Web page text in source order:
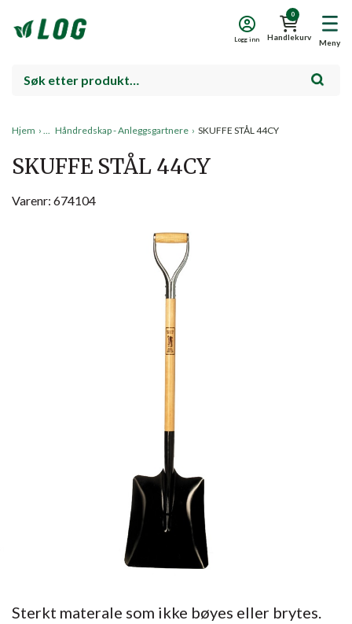
Meny
0
Handlekurv
Logg inn
Hjem › Håndredskap - Anleggsgartnere › SKUFFE STÅL 44CY
SKUFFE STÅL 44CY
Varenr: 674104
Sterkt materale som ikke bøyes eller brytes.